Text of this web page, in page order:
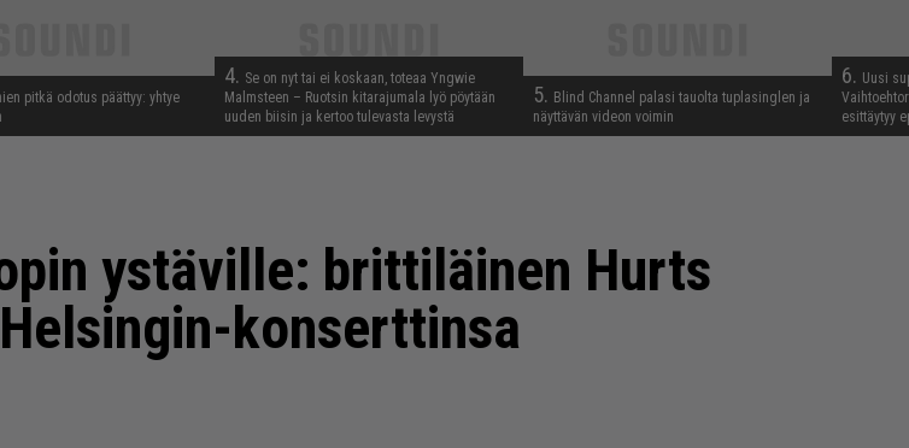
pitkä odotus päättyy: yhtye
4. Se on nyt tai ei koskaan, toteaa Yngwie
Malmsteen – Ruotsin kitarajumala lyö pöytään
uuden biisin ja kertoo tulevasta levystä
5. Blind Channel palasi tauolta tuplasinglen ja
näyttävän videon voimin
6. Uusi
esittäytyy
ystäville: brittiläinen Hurts
konserttinsa